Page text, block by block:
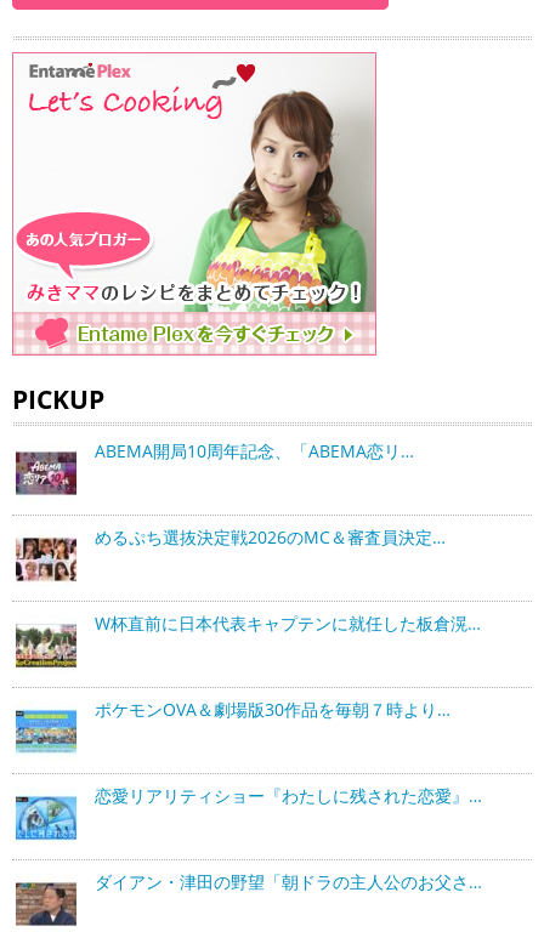
PICKUP
ABEMA開局10周年記念、「ABEMA恋リ…
めるぷち選抜決定戦2026のMC＆審査員決定…
W杯直前に日本代表キャプテンに就任した板倉滉…
ポケモンOVA＆劇場版30作品を毎朝７時より…
恋愛リアリティショー『わたしに残された恋愛』…
ダイアン・津田の野望「朝ドラの主人公のお父さ…